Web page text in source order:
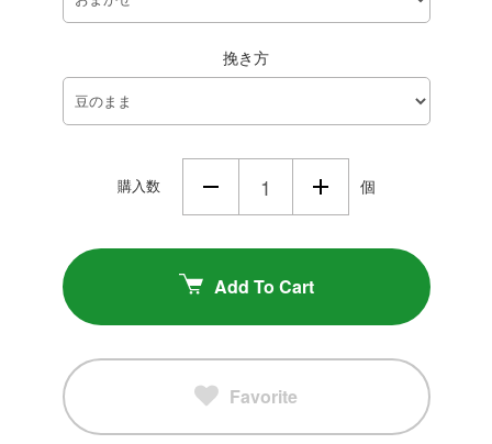
挽き方
購入数 個
Add To Cart
Favorite